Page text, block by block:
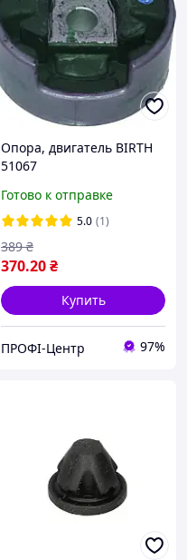
Опора, двигатель BIRTH
51067
Готово к отправке
5.0 (1)
370.20₴
389 ₴
Купить
ПРОФІ-Центр 97%